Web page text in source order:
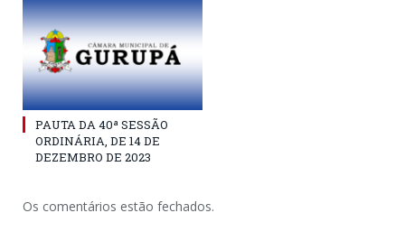
PAUTA DA 40ª SESSÃO
ORDINÁRIA, DE 14 DE
DEZEMBRO DE 2023
Os comentários estão fechados.